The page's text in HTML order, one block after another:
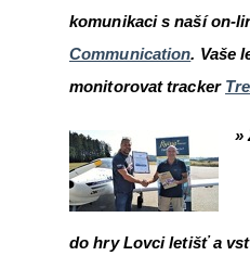
komunikaci s naší on-
Communication. Vaše
monitorovat tracker
»
do hry Lovci letišť a